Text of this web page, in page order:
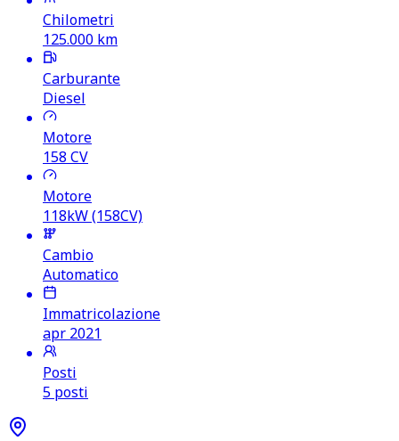
Chilometri
125.000 km
Carburante
Diesel
Motore
158 CV
Motore
118kW (158CV)
Cambio
Automatico
Immatricolazione
apr 2021
Posti
5 posti